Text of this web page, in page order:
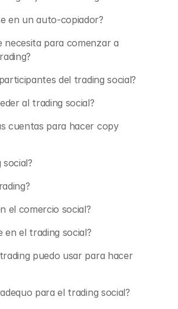
en un auto-copiador?
necesita para comenzar a
del trading social?
al trading social?
cuentas para hacer copy
el comercio social?
en el trading social?
puedo usar para hacer
para el trading social?